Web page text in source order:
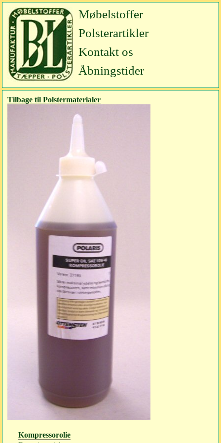
Møbelstoffer
Polsterartikler
Kontakt os
Åbningstider
Tilbage til Polstermaterialer
Kompressorolie